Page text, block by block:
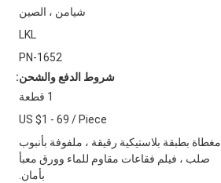
شيامن ، الصين
LKL
PN-1652
شروط الدفع والشحن:
1 قطعة
US $1 - 69 / Piece
مغطاة بطبقة بلاستيكية رقيقة ، ملفوفة بأنبوب
صلب ، فيلم فقاعات مقاوم للماء وورق معبأ
بأمان.